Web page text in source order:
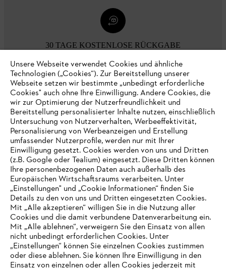
30 TAGE KOSTENLOSE RÜCKGABE
Zahlungsmöglichkeiten
Unternehmen
Online Shop
Service
IHR BROWSER WIRD NICHT
UNTERSTÜTZT
Unsere Webseite verwendet Cookies und ähnliche
Technologien („Cookies“). Zur Bereitstellung unserer
Webseite setzen wir bestimmte „unbedingt erforderliche
Cookies" auch ohne Ihre Einwilligung. Andere Cookies, die
wir zur Optimierung der Nutzerfreundlichkeit und
Bereitstellung personalisierter Inhalte nutzen, einschließlich
Untersuchung von Nutzerverhalten, Werbeeffektivität,
Personalisierung von Werbeanzeigen und Erstellung
umfassender Nutzerprofile, werden nur mit Ihrer
Einwilligung gesetzt. Cookies werden von uns und Dritten
(z.B. Google oder Tealium) eingesetzt. Diese Dritten können
Ihre personenbezogenen Daten auch außerhalb des
Europäischen Wirtschaftsraums verarbeiten. Unter
„Einstellungen" und „Cookie Informationen“ finden Sie
Details zu den von uns und Dritten eingesetzten Cookies.
Mit „Alle akzeptieren“ willigen Sie in die Nutzung aller
Cookies und die damit verbundene Datenverarbeitung ein.
Mit „Alle ablehnen“, verweigern Sie den Einsatz von allen
nicht unbedingt erforderlichen Cookies. Unter
„Einstellungen“ können Sie einzelnen Cookies zustimmen
oder diese ablehnen. Sie können Ihre Einwilligung in den
Einsatz von einzelnen oder allen Cookies jederzeit mit